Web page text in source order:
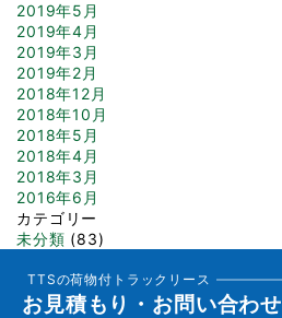
2019年5月
2019年4月
2019年3月
2019年2月
2018年12月
2018年10月
2018年5月
2018年4月
2018年3月
2016年6月
カテゴリー
未分類 (83)
TTSの荷物付トラックリース
お見積もり・お問い合わせ